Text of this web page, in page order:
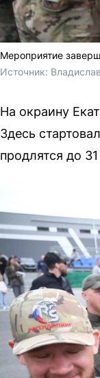
Мероприятие
Источник:
На окраину
Здесь
продлятся до